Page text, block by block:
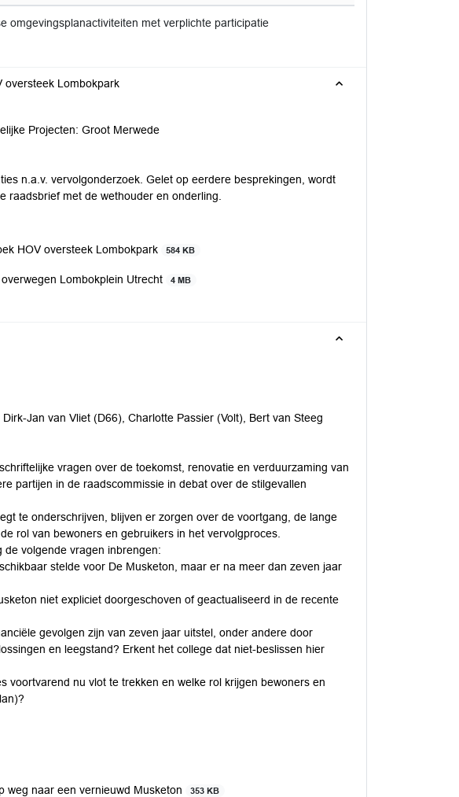
omgevingsplanactiviteiten met verplichte participatie
oversteek Lombokpark
Projecten: Groot Merwede
n.a.v. vervolgonderzoek. Gelet op eerdere besprekingen, wordt
raadsbrief met de wethouder en onderling.
HOV oversteek Lombokpark
584 KB
Lombokplein Utrecht 4 MB
Jan van Vliet (D66), Charlotte Passier (Volt), Bert van Steeg
vragen over de toekomst, renovatie en verduurzaming van
partijen in de raadscommissie in debat over de stilgevallen
te onderschrijven, blijven er zorgen over de voortgang, de lange
rol van bewoners en gebruikers in het vervolgproces.
volgende vragen inbrengen:
stelde voor De Musketon, maar er na meer dan zeven jaar
niet expliciet doorgeschoven of geactualiseerd in de recente
gevolgen zijn van zeven jaar uitstel, onder andere door
en leegstand? Erkent het college dat niet-beslissen hier
voortvarend nu vlot te trekken en welke rol krijgen bewoners en
weg naar een vernieuwd Musketon 353 KB